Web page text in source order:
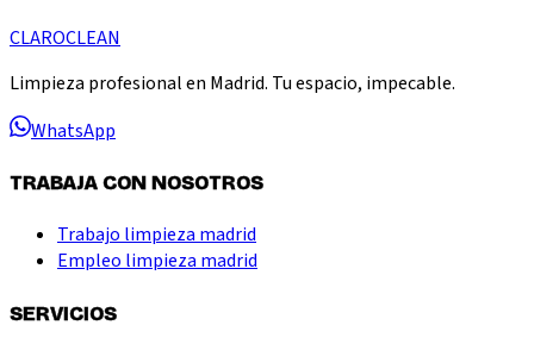
CLAROCLEAN
Limpieza profesional en Madrid. Tu espacio, impecable.
WhatsApp
TRABAJA CON NOSOTROS
Trabajo limpieza madrid
Empleo limpieza madrid
SERVICIOS